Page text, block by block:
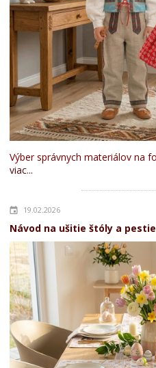
Výber správnych materiálov na
viac...
19.02.2026
Návod na ušitie štóly a